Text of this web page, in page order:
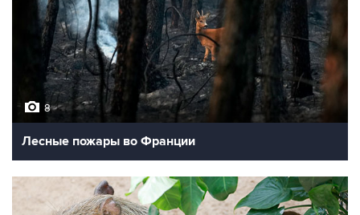
8
Лесные пожары во Франции